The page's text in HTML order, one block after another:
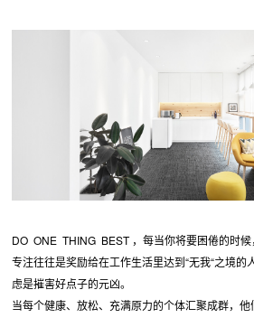
DO ONE THING BEST ，每当你将要困倦的时候
专注往往是奖励给在工作生活里达到“无我“之境的
虑是摧害好点子的元凶。
当每个健康、放松、充满原力的个体汇聚成群，